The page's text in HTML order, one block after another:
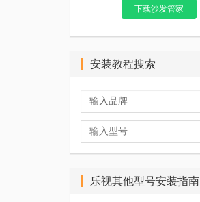
下载沙发管家
安装教程搜索
乐视其他型号安装指南